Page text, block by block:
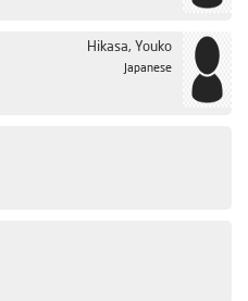
Hikasa, Youko
Japanese